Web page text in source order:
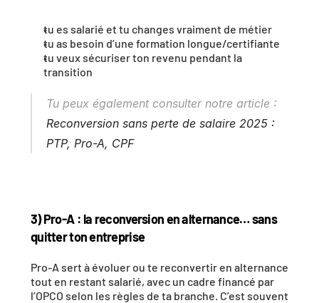
tu es salarié et tu changes vraiment de métier
tu as besoin d’une formation longue/certifiante
tu veux sécuriser ton revenu pendant la
transition
Reconversion sans perte de salaire 2025 :
PTP, Pro-A, CPF
3) Pro-A : la reconversion en alternance… sans
quitter ton entreprise
Pro-A sert à évoluer ou te reconvertir en alternance
tout en restant salarié, avec un cadre financé par
l’OPCO selon les règles de ta branche. C’est souvent